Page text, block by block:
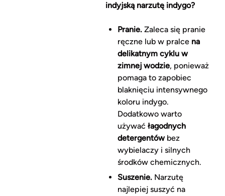
indyjską narzutę indygo?
Pranie.Zaleca się pranie
ręczne lub w pralce na
delikatnym cyklu w
zimnej wodzie, ponieważ
pomaga to zapobiec
blaknięciu intensywnego
koloru indygo.
Dodatkowo warto
używać łagodnych
detergentówbez
wybielaczy i silnych
środków chemicznych.
Suszenie.Narzutę
najlepiej suszyć na